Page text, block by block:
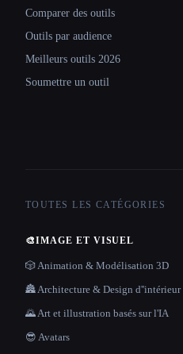
Comparer des outils
Outils par audience
Meilleurs outils 2026
Soumettre un outil
TOUTES LES CATÉGORIES
🎨IMAGE ET VISUEL
🎲 Animation & Modélisation 3D
🏯 Architecture & Design d''intérieur
🌄 Art et illustration basés sur l'IA
😎 Avatars